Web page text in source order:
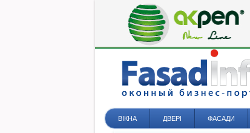
ВІКНА ДВЕРІ ФАСАДИ